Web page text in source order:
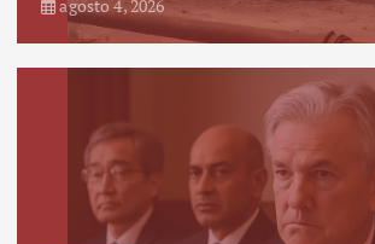
agosto 4, 2026